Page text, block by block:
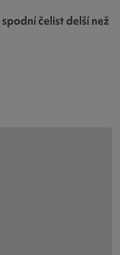
spodní čelist delší než